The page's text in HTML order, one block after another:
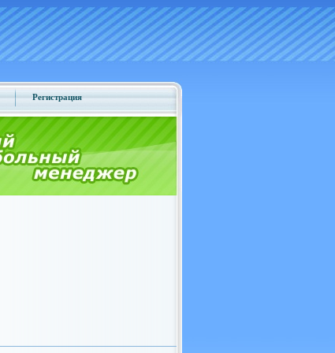
Регистрация